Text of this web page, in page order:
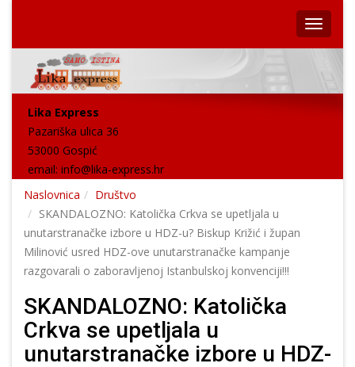
Lika Express
Pazariška ulica 36
53000 Gospić
email: info@lika-express.hr
Naslovnica
Društvo
SKANDALOZNO: Katolička Crkva se upetljala u
unutarstranačke izbore u HDZ-u? Biskup Križić i župan
Milinović usred HDZ-ove unutarstranačke kampanje
razgovarali o zaboravljenoj Istanbulskoj konvenciji!!!
SKANDALOZNO: Katolička
Crkva se upetljala u
unutarstranačke izbore u HDZ-